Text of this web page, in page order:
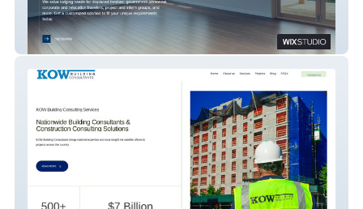
Haven Housing